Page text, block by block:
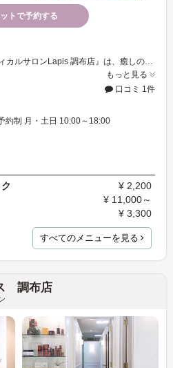
トで予約する
もっと見る
口コミ 1件
制 月・土日 10:00～18:00
¥ 2,200
¥ 11,000～
¥ 3,300
すべてのメニューを見る
調布店